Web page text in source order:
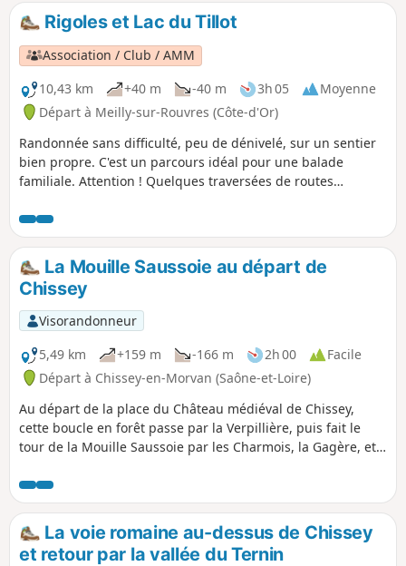
Rigoles et Lac du Tillot
Association / Club / AMM
10,43 km
+40 m -40 m 3h 05
Moyenne
Départ à Meilly-sur-Rouvres (Côte-d'Or)
Randonnée sans difficulté, peu de dénivelé, sur un sentier
bien propre. C'est un parcours idéal pour une balade
familiale. Attention ! Quelques traversées de routes
La Mouille Saussoie au départ de
Chissey
Visorandonneur
5,49 km
+159 m -166 m 2h 00
Facile
Départ à Chissey-en-Morvan (Saône-et-Loire)
Au départ de la place du Château médiéval de Chissey,
cette boucle en forêt passe par la Verpillière, puis fait le
tour de la Mouille Saussoie par les Charmois, la Gagère, et
La voie romaine au-dessus de Chissey
et retour par la vallée du Ternin